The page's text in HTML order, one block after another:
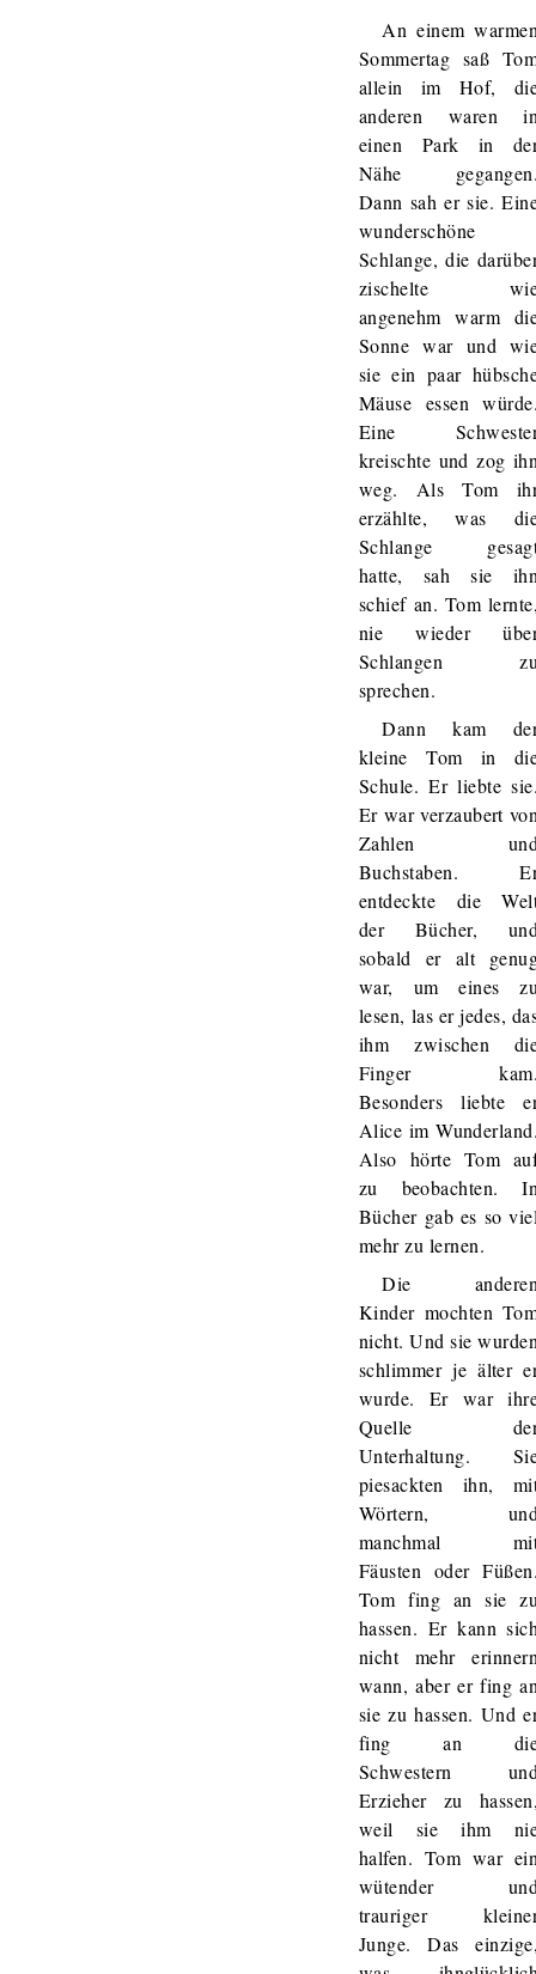
An einem
Sommertag saß
allein im Hof,
anderen waren
einen Park in
Nähe
Dann sah er sie.
wunderschöne
Schlange, die
zischelte
angenehm warm
Sonne war und
sie ein paar
Mäuse essen
Eine
kreischte und zog
weg. Als Tom
erzählte, was
Schlange
hatte, sah sie
schief an. Tom
nie wieder
Schlangen
sprechen.
Dann kam
kleine Tom in
Schule. Er liebte
Er war verzaubert
Zahlen
Buchstaben.
entdeckte die
der Bücher,
sobald er alt
war, um eines
lesen, las er jedes,
ihm zwischen
Finger
Besonders liebte
Alice im
Also hörte Tom
zu beobachten.
Bücher gab es so
mehr zu lernen.
Die
Kinder mochten
nicht. Und sie
schlimmer je älter
wurde. Er war
Quelle
Unterhaltung.
piesackten ihn,
Wörtern,
manchmal
Fäusten oder
Tom fing an sie
hassen. Er kann
nicht mehr
wann, aber er fing
sie zu hassen. Und
fing an
Schwestern
Erzieher zu
weil sie ihm
halfen. Tom war
wütender
trauriger
Junge. Das